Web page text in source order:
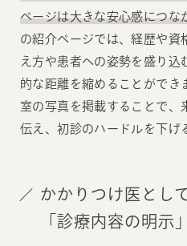
ページは大きな安心感につな
の紹介ページでは、経歴や資
え方や患者への姿勢を盛り込
的な距離を縮めることができ
室の写真を掲載することで、
伝え、初診のハードルを下げ
かかりつけ医とし
「診療内容の明示」